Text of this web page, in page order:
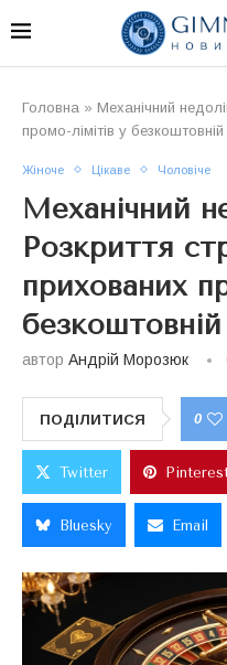
Головна » Механічний
промо-лімітів у безкоштовній
Жіноче Цікаве Чоловіче
Механічний
Розкриття
прихованих
безкоштовній
автор Андрій Морозюк
ПОДІЛИТИСЯ 0
Twitter
Bluesky Email